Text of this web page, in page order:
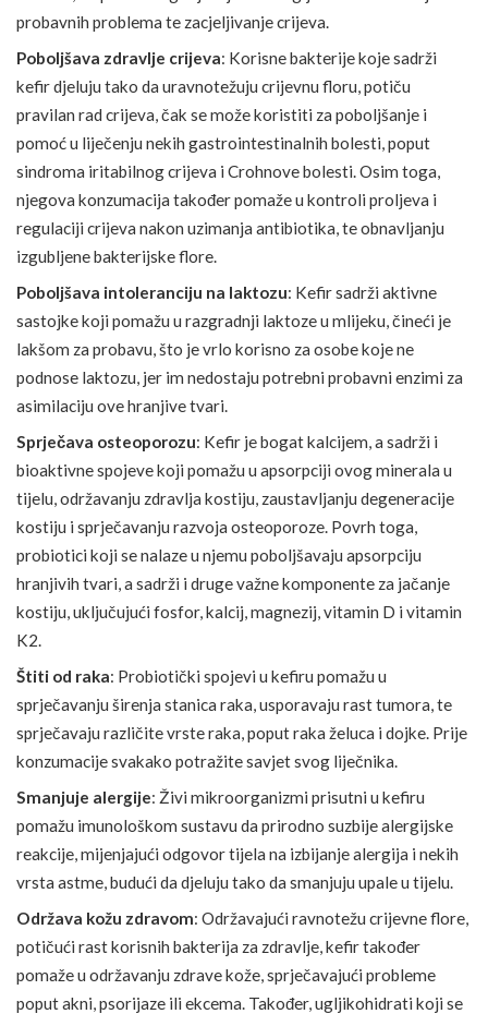
probavnih problema te zacjeljivanje crijeva.
Poboljšava zdravlje crijeva: Korisne bakterije koje sadrži
kefir djeluju tako da uravnotežuju crijevnu floru, potiču
pravilan rad crijeva, čak se može koristiti za poboljšanje i
pomoć u liječenju nekih gastrointestinalnih bolesti, poput
sindroma iritabilnog crijeva i Crohnove bolesti. Osim toga,
njegova konzumacija također pomaže u kontroli proljeva i
regulaciji crijeva nakon uzimanja antibiotika, te obnavljanju
izgubljene bakterijske flore.
Poboljšava intoleranciju na laktozu: Kefir sadrži aktivne
sastojke koji pomažu u razgradnji laktoze u mlijeku, čineći je
lakšom za probavu, što je vrlo korisno za osobe koje ne
podnose laktozu, jer im nedostaju potrebni probavni enzimi za
asimilaciju ove hranjive tvari.
Sprječava osteoporozu: Kefir je bogat kalcijem, a sadrži i
bioaktivne spojeve koji pomažu u apsorpciji ovog minerala u
tijelu, održavanju zdravlja kostiju, zaustavljanju degeneracije
kostiju i sprječavanju razvoja osteoporoze. Povrh toga,
probiotici koji se nalaze u njemu poboljšavaju apsorpciju
hranjivih tvari, a sadrži i druge važne komponente za jačanje
kostiju, uključujući fosfor, kalcij, magnezij, vitamin D i vitamin
K2.
Štiti od raka: Probiotički spojevi u kefiru pomažu u
sprječavanju širenja stanica raka, usporavaju rast tumora, te
sprječavaju različite vrste raka, poput raka želuca i dojke. Prije
konzumacije svakako potražite savjet svog liječnika.
Smanjuje alergije: Živi mikroorganizmi prisutni u kefiru
pomažu imunološkom sustavu da prirodno suzbijealergijske
reakcije , mijenjajući odgovor tijela na izbijanjealergija i nekih
vrsta astme, budući da djeluju tako da smanjuju upale u tijelu.
Održava kožu zdravom: Održavajući ravnotežu crijevne flore,
potičući rast korisnih bakterija za zdravlje, kefir također
pomaže u održavanju zdrave kože, sprječavajući probleme
poput akni, psorijaze ili ekcema. Također, ugljikohidrati koji se